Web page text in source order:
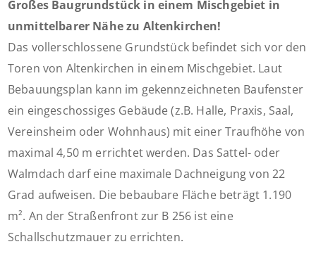
Großes Baugrundstück in einem Mischgebiet in
unmittelbarer Nähe zu Altenkirchen!
Das vollerschlossene Grundstück befindet sich vor den
Toren von Altenkirchen in einem Mischgebiet. Laut
Bebauungsplan kann im gekennzeichneten Baufenster
ein eingeschossiges Gebäude (z.B. Halle, Praxis, Saal,
Vereinsheim oder Wohnhaus) mit einer Traufhöhe von
maximal 4,50 m errichtet werden. Das Sattel- oder
Walmdach darf eine maximale Dachneigung von 22
Grad aufweisen. Die bebaubare Fläche beträgt 1.190
m². An der Straßenfront zur B 256 ist eine
Schallschutzmauer zu errichten.